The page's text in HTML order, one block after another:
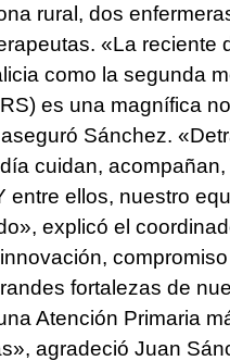
rural, dos
«La reciente
como la segunda
es una magnífica
Sánchez.
cuidan,
entre ellos, nuestro
explicó el
fortalezas de
Atención Primaria
agradeció Juan